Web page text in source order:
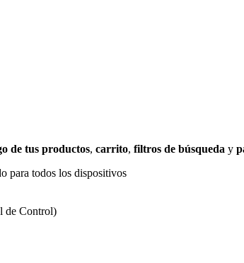
de tus productos, carrito, filtros de búsqueda y
para todos los dispositivos
de Control)